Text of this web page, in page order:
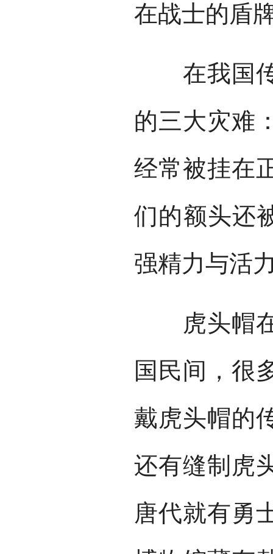
在战士的盾
在我国传
的三大灾难
经常被挂在
们的额头还
强精力与活
虎头帽在
国民间，很
戴虎头帽的
还有缝制虎
唐代就有勇